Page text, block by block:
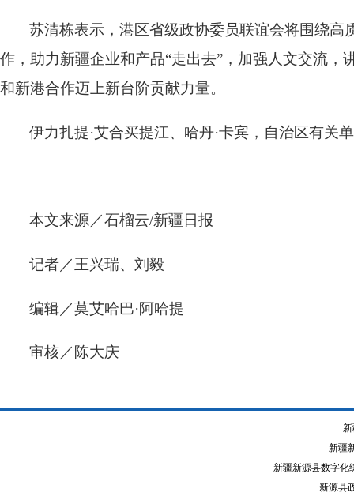
苏清栋表示，港区省级政协委员联谊会将围绕高
作，助力新疆企业和产品“走出去”，加强人文交流
和新港合作迈上新台阶贡献力量。
伊力扎提·艾合买提江、哈丹·卡宾，自治区有关
本文来源／石榴云/新疆日报
记者／王兴瑞、刘毅
编辑／莫艾哈巴·阿哈提
审核／陈大庆
新疆
新疆新源县数字化
新源县